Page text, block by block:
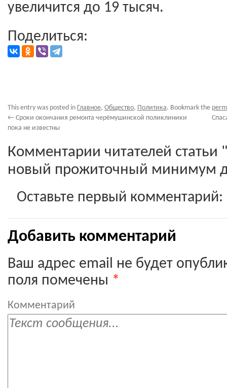
увеличится до 19 тысяч.
Поделиться:
This entry was posted in Главное, Общество, Политика. Bookmark the
← Сроки окончания ремонта черёмушинской поликлиники
пока не известны
Комментарии читателей статьи
новый прожиточный минимум
Оставьте первый комментарий:
Добавить комментарий
Ваш адрес email не будет
поля помечены *
Комментарий